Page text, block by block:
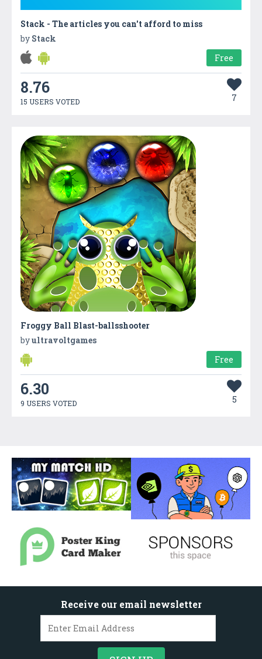
Stack - The articles you can't afford to miss
by Stack
Free
8.76
15 USERS VOTED 7
Froggy Ball Blast-ballsshooter
byultravoltgames
Free
6.30
9 USERS VOTED 5
Receive our email newsletter